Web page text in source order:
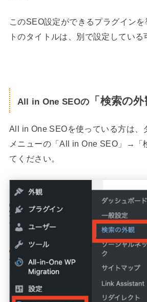
このSEO設定ができるプラグイン
トのタイトルは、別で設定している
All in One SEOの 「検索の外
All in One SEOを使っている方は、
メニューの「All in One SEO」→「
てください。